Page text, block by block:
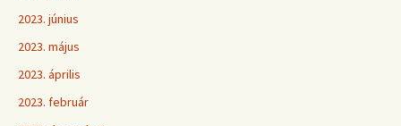
2023. június
2023. május
2023. április
2023. február